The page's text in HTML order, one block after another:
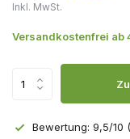
Inkl. MwSt.
Versandkostenfrei ab
Bewertung: 9,5/10